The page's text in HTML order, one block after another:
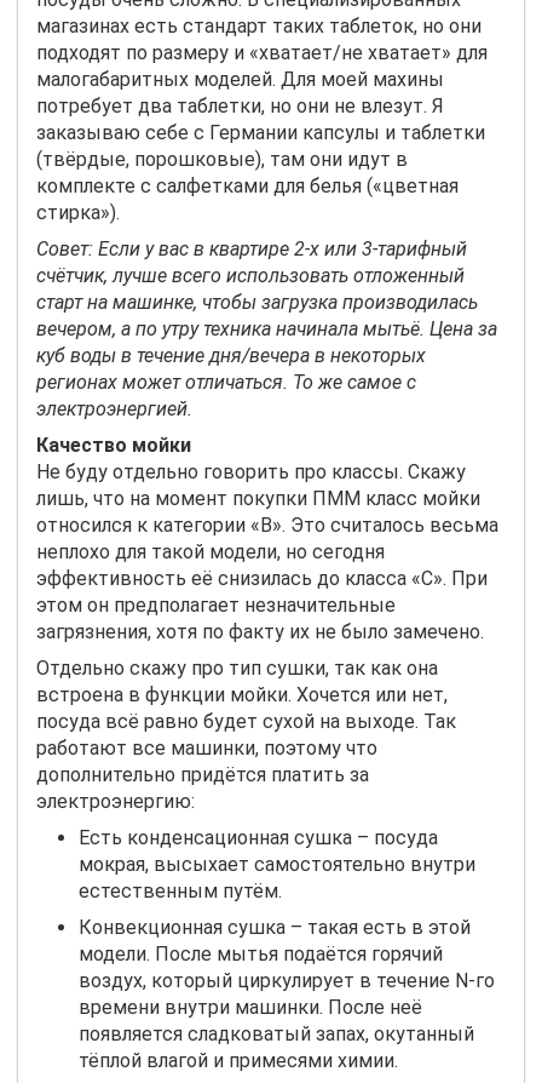
магазинах есть стандарт таких таблеток, но они
подходят по размеру и «хватает/не хватает» для
малогабаритных моделей. Для моей махины
потребует два таблетки, но они не влезут. Я
заказываю себе с Германии капсулы и таблетки
(твёрдые, порошковые), там они идут в
комплекте с салфетками для белья («цветная
стирка»).
Совет: Если у вас в квартире 2-х или 3-тарифный
счётчик, лучше всего использовать отложенный
старт на машинке, чтобы загрузка производилась
вечером, а по утру техника начинала мытьё. Цена за
куб воды в течение дня/вечера в некоторых
регионах может отличаться. То же самое с
электроэнергией.
Качество мойки
Не буду отдельно говорить про классы. Скажу
лишь, что на момент покупки ПММ класс мойки
относился к категории «B». Это считалось весьма
неплохо для такой модели, но сегодня
эффективность её снизилась до класса «C». При
этом он предполагает незначительные
загрязнения, хотя по факту их не было замечено.
Отдельно скажу про тип сушки, так как она
встроена в функции мойки. Хочется или нет,
посуда всё равно будет сухой на выходе. Так
работают все машинки, поэтому что
дополнительно придётся платить за
электроэнергию:
Есть конденсационная сушка – посуда
мокрая, высыхает самостоятельно внутри
естественным путём.
Конвекционная сушка – такая есть в этой
модели. После мытья подаётся горячий
воздух, который циркулирует в течение N-го
времени внутри машинки. После неё
появляется сладковатый запах, окутанный
тёплой влагой и примесями химии.